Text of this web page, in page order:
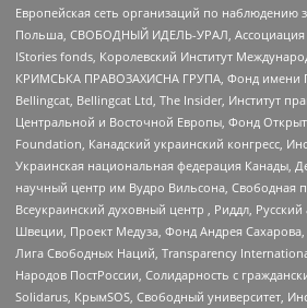
Европейская сеть организаций по наблюдению
Польша, СВОБОДНЫЙ ИДЕЛЬ-УРАЛ, Ассоциация
IStories fonds, Королевский Институт
КРИМСЬКА ПРАВОЗАХИСНА ГРУПА, Фонд имени
Bellingcat, Bellingcat Ltd, The Insider, Институт
Центральной и Восточной Европы, Фонд
Foundation, Канадский украинский конгресс,
Украинская национальная федерация Канады,
научный центр им Вудро Вильсона, Свободная
Всеукраинский духовный центр , Риддл,
Швеции, Проект Медуза, Фонд Андрея
Лига Свободных Наций, Transparеncy
Народов ПостРоссии, Солидарность с
Solidarus, КрымSOS, Свободный университет,